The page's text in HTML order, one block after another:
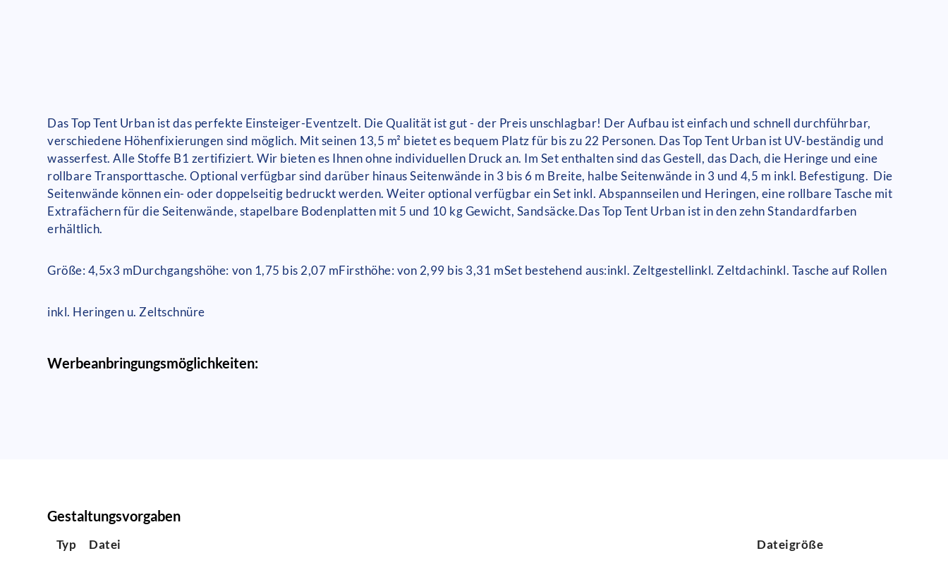
Das Top Tent Urban ist das perfekte Einsteiger-Eventzelt. Die Qualität ist gut - der Preis unschlagbar! Der Aufbau ist einfach und schnell durchführbar,
verschiedene Höhenfixierungen sind möglich. Mit seinen 13,5 m² bietet es bequem Platz für bis zu 22 Personen. Das Top Tent Urban ist UV-beständig und
wasserfest. Alle Stoffe B1 zertifiziert. Wir bieten es Ihnen ohne individuellen Druck an. Im Set enthalten sind das Gestell, das Dach, die Heringe und eine
rollbare Transporttasche. Optional verfügbar sind darüber hinaus Seitenwände in 3 bis 6 m Breite, halbe Seitenwände in 3 und 4,5 m inkl. Befestigung. Die
Seitenwände können ein- oder doppelseitig bedruckt werden. Weiter optional verfügbar ein Set inkl. Abspannseilen und Heringen, eine rollbare Tasche mit
Extrafächern für die Seitenwände, stapelbare Bodenplatten mit 5 und 10 kg Gewicht, Sandsäcke.Das Top Tent Urban ist in den zehn Standardfarben
erhältlich.
Größe: 4,5x3 mDurchgangshöhe: von 1,75 bis 2,07 mFirsthöhe: von 2,99 bis 3,31 mSet bestehend aus:inkl. Zeltgestellinkl. Zeltdachinkl. Tasche auf Rollen
inkl. Heringen u. Zeltschnüre
Werbeanbringungsmöglichkeiten:
Gestaltungsvorgaben
Typ Datei Dateigröße